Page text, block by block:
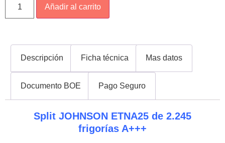
Añadir al carrito
Descripción Ficha técnica Mas datos
Documento BOE Pago Seguro
Split JOHNSON ETNA25 de 2.245
frigorías A+++